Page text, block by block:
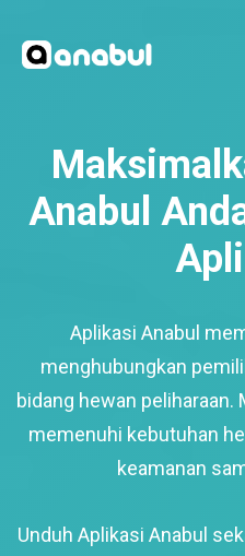
Anabul
Aplikasi Anabul
menghubungkan
bidang hewan
memenuhi kebutuhan
keamanan
Unduh Aplikasi Anabul